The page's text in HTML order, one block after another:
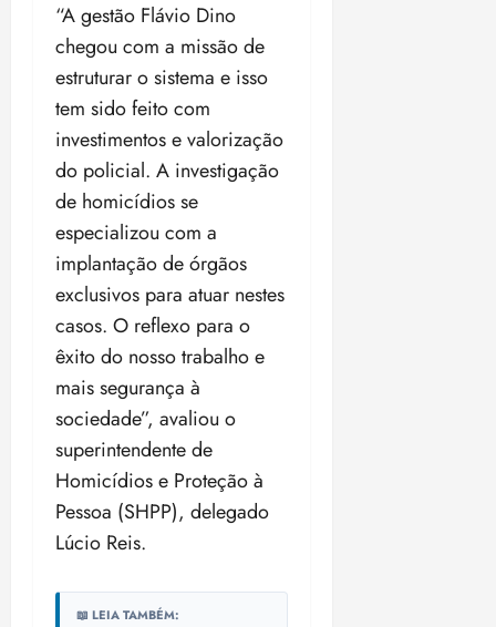
“A gestão Flávio Dino
chegou com a missão de
estruturar o sistema e isso
tem sido feito com
investimentos e valorização
do policial. A investigação
de homicídios se
especializou com a
implantação de órgãos
exclusivos para atuar nestes
casos. O reflexo para o
êxito do nosso trabalho e
mais segurança à
sociedade”, avaliou o
superintendente de
Homicídios e Proteção à
Pessoa (SHPP), delegado
Lúcio Reis.
📖 LEIA TAMBÉM: